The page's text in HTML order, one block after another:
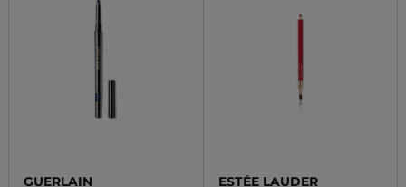
GUERLAIN
ESTÉE LAUDER